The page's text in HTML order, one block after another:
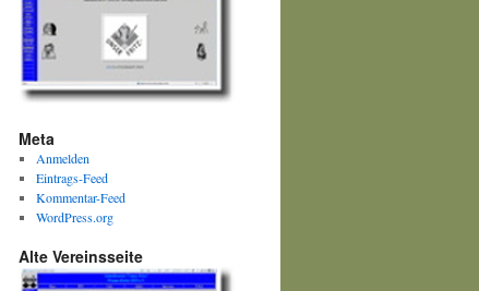
Meta
Anmelden
Eintrags-Feed
Kommentar-Feed
WordPress.org
Alte Vereinsseite